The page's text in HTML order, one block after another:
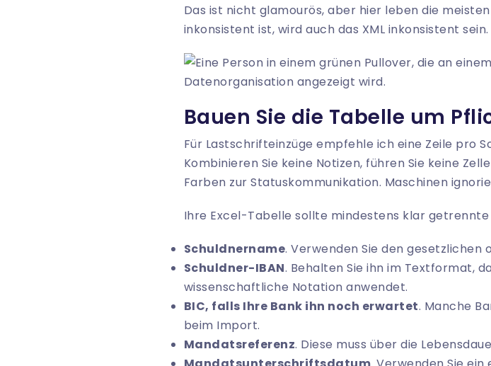
Das ist nicht glamourös, aber hier leben die
inkonsistent ist, wird auch das XML inkonsistent sein.
Bauen Sie die Tabelle um
Für Lastschrifteinzüge empfehle ich eine Zeile pro
Kombinieren Sie keine Notizen, führen Sie keine
Farben zur Statuskommunikation. Maschinen
Ihre Excel-Tabelle sollte mindestens klar
Schuldnername. Verwenden Sie den gesetzlichen
Schuldner-IBAN. Behalten Sie ihn im Textformat,
wissenschaftliche Notation anwendet.
BIC, falls Ihre Bank ihn noch erwartet. Manche
beim Import.
Mandatsreferenz. Diese muss über die